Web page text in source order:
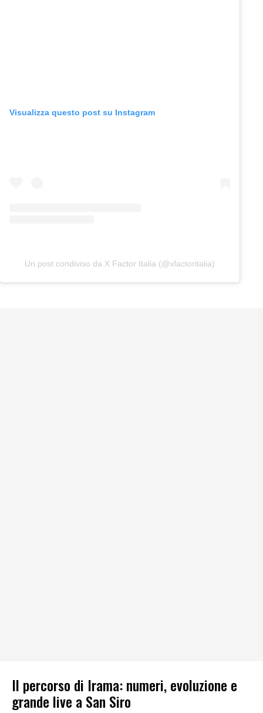
Visualizza questo post su Instagram
Un post condiviso da X Factor Italia (@xfactoritalia)
Il percorso di Irama: numeri, evoluzione e
grande live a San Siro